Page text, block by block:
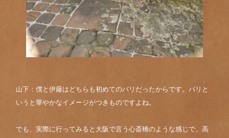
山下：僕と伊藤はどちらも初めてのパリだったからです。パリと
いうと華やかなイメージがつきものですよね。
でも、実際に行ってみると大阪で言う心斎橋のような感じで、高